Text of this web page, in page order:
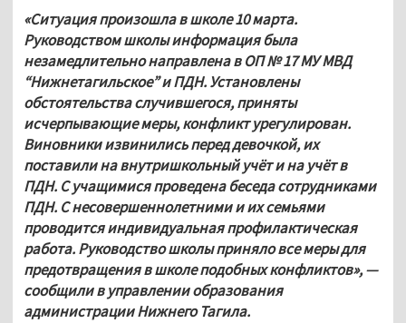
«Ситуация произошла в школе 10 марта.
Руководством школы информация была
незамедлительно направлена в ОП № 17 МУ МВД
“Нижнетагильское” и ПДН. Установлены
обстоятельства случившегося, приняты
исчерпывающие меры, конфликт урегулирован.
Виновники извинились перед девочкой, их
поставили на внутришкольный учёт и на учёт в
ПДН. С учащимися проведена беседа сотрудниками
ПДН. С несовершеннолетними и их семьями
проводится индивидуальная профилактическая
работа. Руководство школы приняло все меры для
предотвращения в школе подобных конфликтов», —
сообщили в управлении образования
администрации Нижнего Тагила.